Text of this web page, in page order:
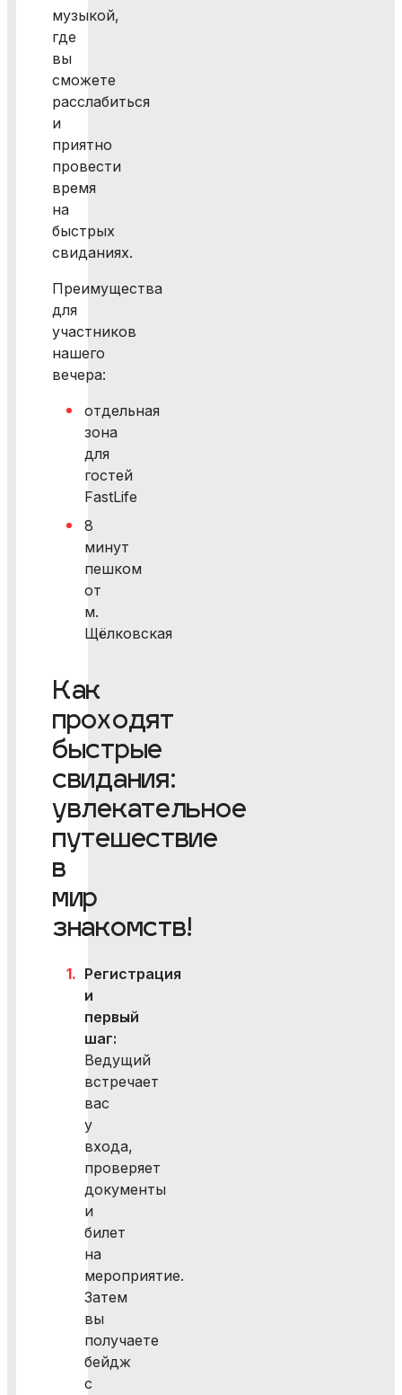
музыкой,
где
вы
сможете
расслабиться
и
приятно
провести
время
на
быстрых
свиданиях.
Преимущества
для
участников
нашего
вечера:
отдельная
зона
для
гостей
FastLife
8
минут
пешком
от
м.
Щёлковская
Как
проходят
быстрые
свидания:
увлекательное
путешествие
в
мир
знакомств!
Регистрация
и
первый
шаг:
Ведущий
встречает
вас
у
входа,
проверяет
документы
и
билет
на
мероприятие.
Затем
вы
получаете
бейдж
с